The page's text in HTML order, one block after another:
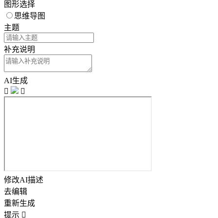
图形选择
思维导图
主题
补充说明
AI生成


修改AI描述
去编辑
重新生成
提示 